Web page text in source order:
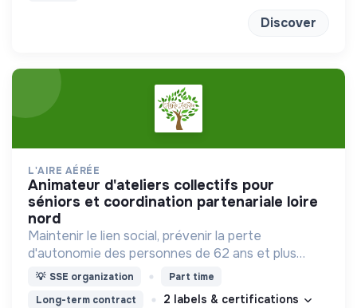
Discover
L'AIRE AÉRÉE
animateur d'ateliers collectifs pour
séniors et coordination partenariale loire
nord
Maintenir le lien social, prévenir la perte
d'autonomie des personnes de 62 ans et plus
fragilisées et isolées par leur vie à domicile en
milieu rural
💡 SSE organization
Part time
Long-term contract
2 labels & certifications